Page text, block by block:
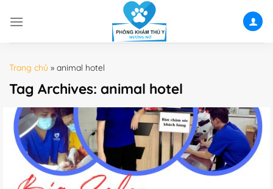
Trang chủ » animal hotel
Tag Archives: animal hotel